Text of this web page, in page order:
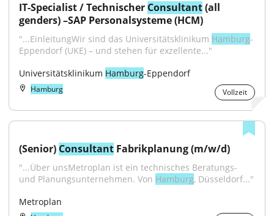
IT-Specialist / Technischer Consultant (all
genders) –SAP Personalsysteme (HCM)
"...EinleitungWir sind das Universitätsklinikum Hamburg-
Eppendorf (UKE) – und stehen für exzellente..."
Universitätsklinikum Hamburg-Eppendorf
Hamburg Vollzeit
(Senior) Consultant Fabrikplanung (m/w/d)
"...Über unsMetroplan ist ein technisches Beratungs-
und Planungsunternehmen. Von Hamburg, Düsseldorf..."
Metroplan